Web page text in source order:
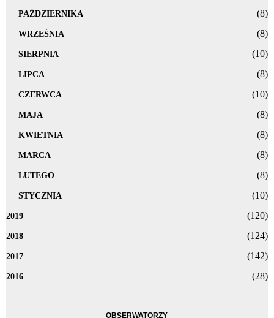
PAŹDZIERNIKA (8)
WRZEŚNIA (8)
SIERPNIA (10)
LIPCA (8)
CZERWCA (10)
MAJA (8)
KWIETNIA (8)
MARCA (8)
LUTEGO (8)
STYCZNIA (10)
2019 (120)
2018 (124)
2017 (142)
2016 (28)
OBSERWATORZY